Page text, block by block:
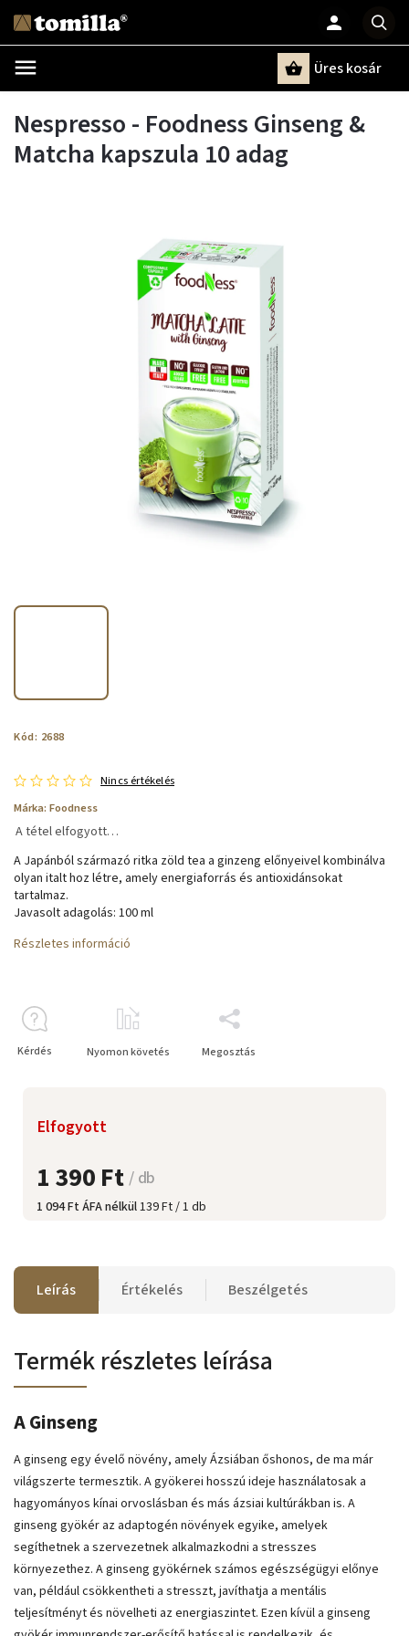
Üres kosár
Nespresso - Foodness Ginseng &
Matcha kapszula 10 adag
Kód: 2688
Nincs értékelés
Márka: Foodness
1 390 Ft/ db
1 094 Ft ÁFA nélkül139 Ft / 1 db
Elfogyott
A tétel elfogyott…
A Japánból származó ritka zöld tea a ginzeng előnyeivel kombinálva
olyan italt hoz létre, amely energiaforrás és antioxidánsokat
tartalmaz.
Javasolt adagolás: 100 ml
Részletes információ
Kérdés Nyomon követés Megosztás
Leírás Értékelés Beszélgetés
Termék részletes leírása
A Ginseng
A ginseng egy évelő növény, amely Ázsiában őshonos, de ma már
világszerte termesztik. A gyökerei hosszú ideje használatosak a
hagyományos kínai orvoslásban és más ázsiai kultúrákban is. A
ginseng gyökér az adaptogén növények egyike, amelyek
segíthetnek a szervezetnek alkalmazkodni a stresszes
környezethez. A ginseng gyökérnek számos egészségügyi előnye
van, például csökkentheti a stresszt, javíthatja a mentális
teljesítményt és növelheti az energiaszintet. Ezen kívül a ginseng